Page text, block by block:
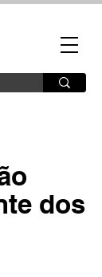
dos